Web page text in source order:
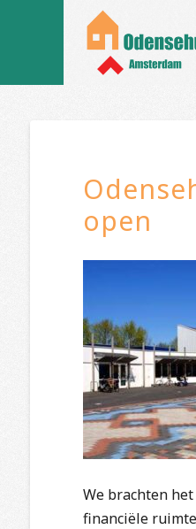
open
We brachten
financiële